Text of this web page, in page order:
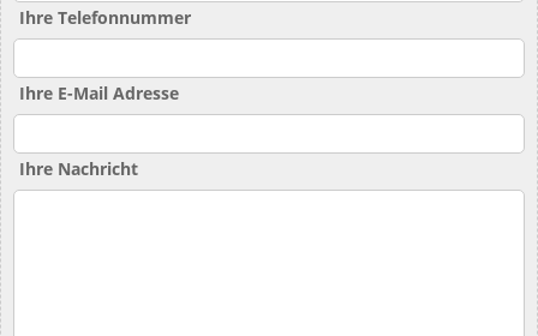
Ihre Telefonnummer
Ihre E-Mail Adresse
Ihre Nachricht